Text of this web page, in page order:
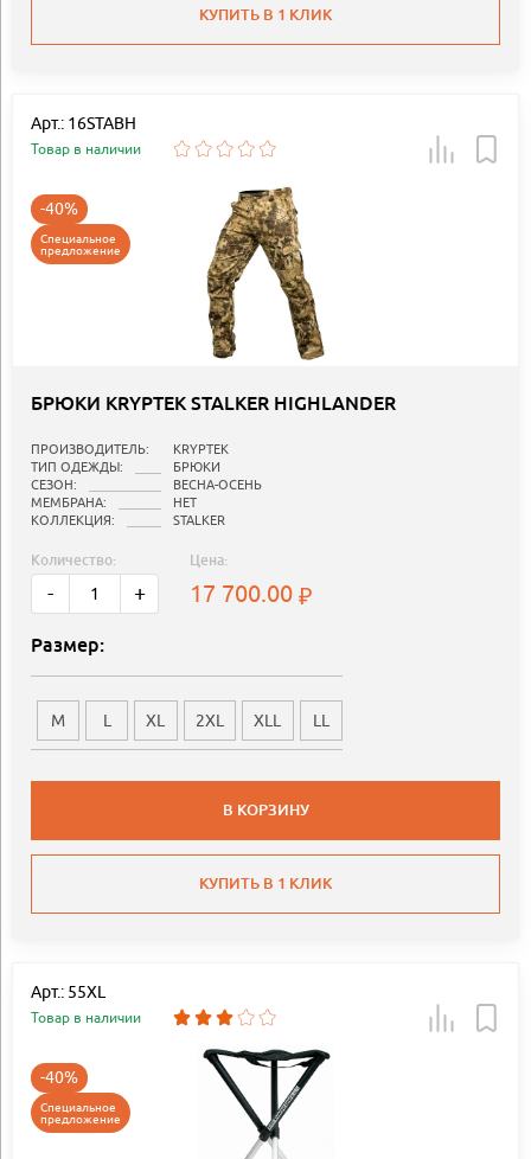
КУПИТЬ В 1 КЛИК
Арт.: 16STABH
Товар в наличии
-40%
Специальное
предложение
БРЮКИ KRYPTEK STALKER HIGHLANDER
ПРОИЗВОДИТЕЛЬ:
KRYPTEK
ТИП ОДЕЖДЫ:
БРЮКИ
СЕЗОН:
ВЕСНА-ОСЕНЬ
МЕМБРАНА:
НЕТ
КОЛЛЕКЦИЯ:
STALKER
Количество:
- +
Цена:
17 700.00
Размер:
M L XL 2XL XLL LL
В КОРЗИНУ
КУПИТЬ В 1 КЛИК
Арт.: 55XL
Товар в наличии
-40%
Специальное
предложение